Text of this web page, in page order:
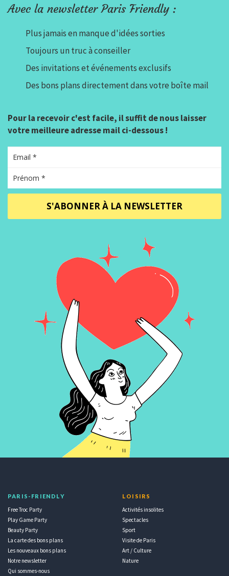
Avec la newsletter Paris Friendly :
Plus jamais en manque d'idées sorties
Toujours un truc à conseiller
Des invitations et événements exclusifs
Des bons plans directement dans votre boîte mail
Pour la recevoir c'est facile, il suffit de nous laisser
votre meilleure adresse mail ci-dessous !
S'ABONNER À LA NEWSLETTER
PARIS-FRIENDLY
Free Troc Party
Play Game Party
Beauty Party
La carte des bons plans
Les nouveaux bons plans
Notre newsletter
Qui sommes-nous
LOISIRS
Activités insolites
Spectacles
Sport
Visite de Paris
Art / Culture
Nature